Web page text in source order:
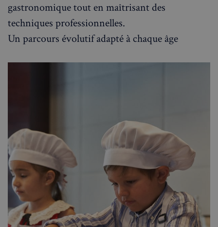
gastronomique tout en maîtrisant des
techniques professionnelles.
Un parcours évolutif adapté à chaque âge